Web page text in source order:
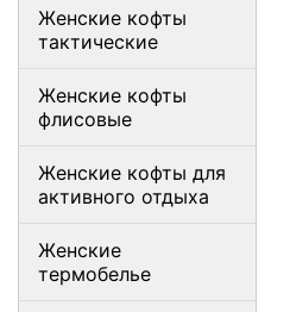
Женские кофты
тактические
Женские кофты
флисовые
Женские кофты для
активного отдыха
Женские
термобелье